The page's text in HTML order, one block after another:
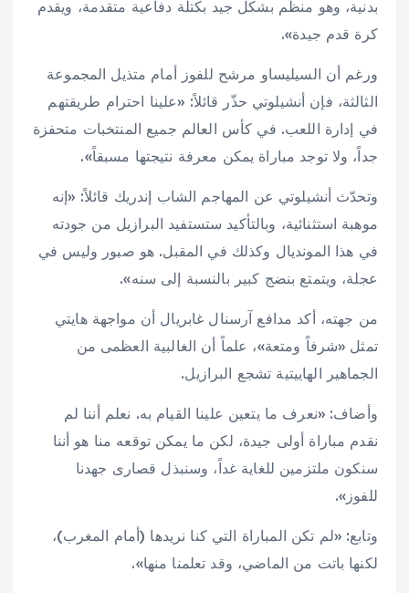
بدنية، وهو منظم بشكل جيد بكتلة دفاعية متقدمة، ويقدم
كرة قدم جيدة».
ورغم أن السيليساو مرشح للفوز أمام متذيل المجموعة
الثالثة، فإن أنشيلوتي حذّر قائلاً: «علينا احترام طريقتهم
في إدارة اللعب. في كأس العالم جميع المنتخبات متحفزة
جداً، ولا توجد مباراة يمكن معرفة نتيجتها مسبقاً».
وتحدّث أنشيلوتي عن المهاجم الشاب إندريك قائلاً: «إنه
موهبة استثنائية، وبالتأكيد ستستفيد البرازيل من جودته
في هذا المونديال وكذلك في المقبل. هو صبور وليس في
عجلة، ويتمتع بنضج كبير بالنسبة إلى سنه».
من جهته، أكد مدافع آرسنال غابريال أن مواجهة هايتي
تمثل «شرفاً ومتعة»، علماً أن الغالبية العظمى من
الجماهير الهاييتية تشجع البرازيل.
وأضاف: «نعرف ما يتعين علينا القيام به. نعلم أننا لم
نقدم مباراة أولى جيدة، لكن ما يمكن توقعه منا هو أننا
سنكون ملتزمين للغاية غداً، وسنبذل قصارى جهدنا
للفوز».
وتابع: «لم تكن المباراة التي كنا نريدها (أمام المغرب)،
لكنها باتت من الماضي، وقد تعلمنا منها».